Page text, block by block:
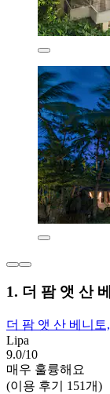
1. 더 팜 앳 산
더 팜 앳 산 베니
Lipa
9.0/10
매우 훌륭해요
(이용 후기 151개)